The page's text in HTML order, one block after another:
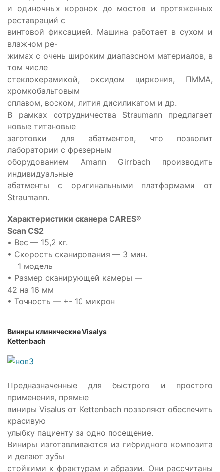
и одиночных коронок до мостов и протяженных
реставраций с
винтовой фиксацией. Машина работает в сухом и
влажном ре-
жимах с очень широким диапазоном материалов, в
том числе
стеклокерамикой, оксидом циркония, ПММА,
хромкобальтовым
сплавом, воском, лития дисиликатом и др.
В рамках сотрудничества Straumann предлагает
новые титановые
заготовки для абатментов, что позволит
лаборатории с фрезерным
оборудованием Amann Girrbach производить
индивидуальные
абатменты с оригинальными платформами от
Straumann.
Характеристики сканера CARES®
Scan CS2
• Вес — 15,2 кг.
• Скорость сканирования — 3 мин.
— 1 модель
• Размер сканирующей камеры —
42 на 16 мм
• Точность — +- 10 микрон
Виниры клинические Visalys
Kettenbach
Предназначенные для быстрого и простого
применения, прямые
виниры Visalus от Kettenbach позволяют обеспечить
красивую
улыбку пациенту за одно посещение.
Виниры изготавливаются из гибридного композита
и делают зубы
стойкими к фрактурам и абразии. Они рассчитаны